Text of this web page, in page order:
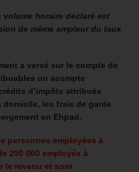
volume horaire déclaré est
de même ampleur du taux
a versé sur le compte de
un acompte
d’impôts attribués
domicile, les frais de garde
en Ehpad.
personnes employées à
250 000 employés à
le revenu et sont